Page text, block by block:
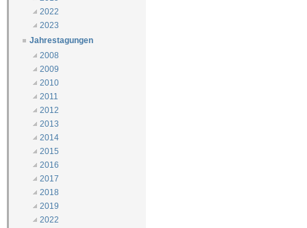
2022
2023
Jahrestagungen
2008
2009
2010
2011
2012
2013
2014
2015
2016
2017
2018
2019
2022